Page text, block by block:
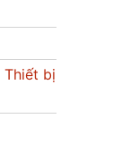
Thiết bị